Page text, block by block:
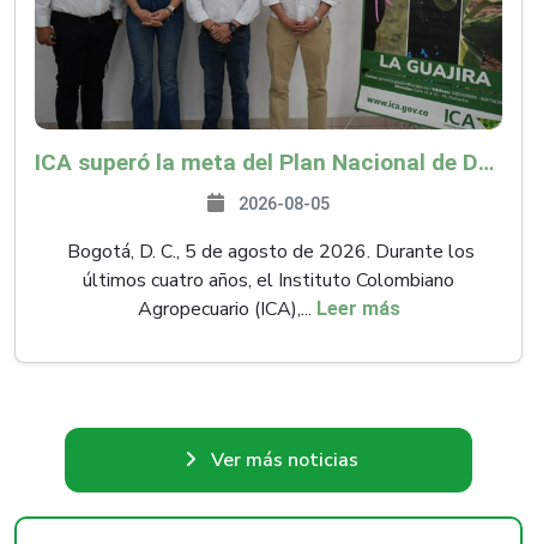
ICA superó la meta del Plan Nacional de Desarrollo y abrió 61 mercados internacionales
2026-08-05
Bogotá, D. C., 5 de agosto de 2026. Durante los
últimos cuatro años, el Instituto Colombiano
Agropecuario (ICA),... Leer más
Ver más noticias